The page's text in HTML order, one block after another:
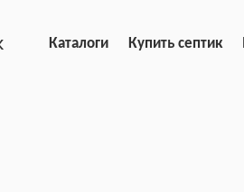
Каталоги Купить септик